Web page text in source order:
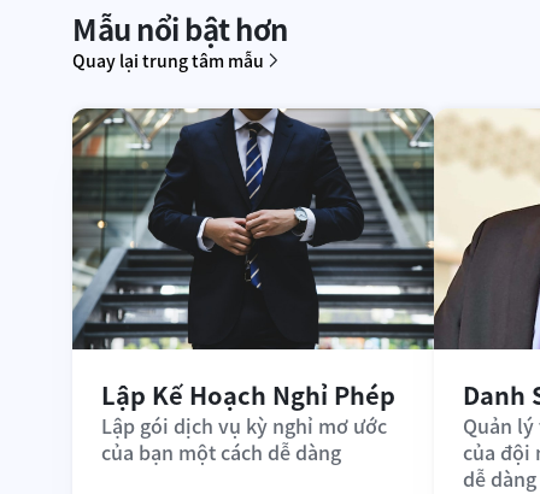
Mẫu nổi bật hơn
Quay lại trung tâm mẫu
Lập Kế Hoạch Nghỉ Phép
Lập gói dịch vụ kỳ nghỉ mơ ước
của bạn một cách dễ dàng
Danh
Quản
của đội
dễ dàng